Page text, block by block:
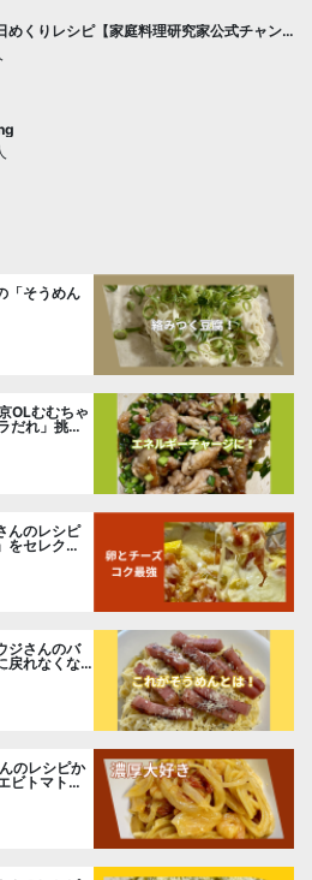
めくりレシピ【家庭料理研究家公式チャン
「そうめん
OLむむちゃ
だれ」挑
んのレシピ
をセレク
ジさんのバ
戻れなくな
のレシピか
ビトマトク